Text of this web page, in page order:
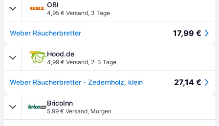
OBI
4,95 € Versand, 3 Tage
Weber Räucherbretter 17,99 €
Hood.de
4,99 € Versand, 2–3 Tage
Weber Räucherbretter - Zedernholz, klein 27,14 €
BricoInn
5,99 € Versand, Morgen